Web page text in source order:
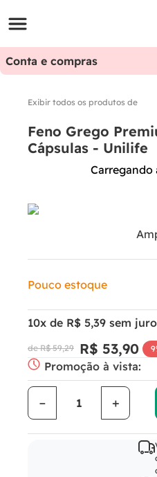
Conta e compras
Exibir todos os produtos de
Feno Grego
Cápsulas - Unilife
Carregando
Pouco estoque
10x de R$ 5,39 sem
R$ 59,29 R$ 53,90
Promoção à vista:
＋
－